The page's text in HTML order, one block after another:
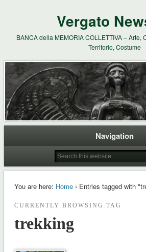
Vergato
BANCA della MEMORIA COLLETTIVA – Arte,
Territorio, Costume
Navigation
You are here: Home› Entries tagged with
CURRENTLY BROWSING TAG
trekking